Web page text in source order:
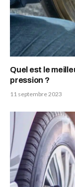
Quel est le
pression ?
11 septembre 2023